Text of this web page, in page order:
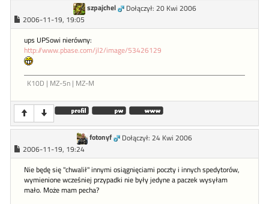
szpajchel
Dołączył: 20 Kwi 2006
2006-11-19, 19:05
ups UPSowi nierówny:
http://www.pbase.com/jl2/image/53426129
K10D | MZ-5n | MZ-M
fotonyf
Dołączył: 24 Kwi 2006
2006-11-19, 19:24
Nie będę się "chwalił" innymi osiągnięciami poczty i innych spedytorów,
wymienione wcześniej przypadki nie były jedyne a paczek wysyłam
mało. Może mam pecha?